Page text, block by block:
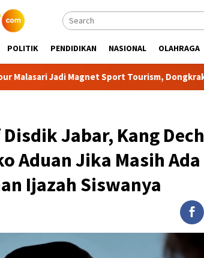
POLITIK PENDIDIKAN NASIONAL OLAHRAGA
Sport Tourism, Dongkrak Pariwisata dan
Jabar, Kang
Aduan Jika Masih Ada
Ijazah Siswanya